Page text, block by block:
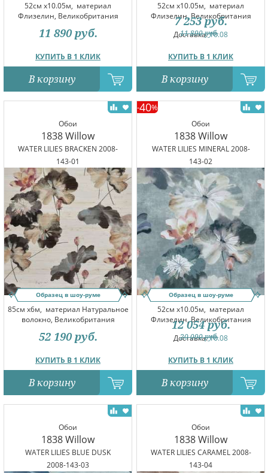
52см x10.05м, материал
Флизелин, Великобритания
КУПИТЬ В 1 КЛИК
11 890 руб.
В корзину
52см x10.05м, материал
Флизелин, Великобритания
Доставка:10.08
КУПИТЬ В 1 КЛИК
11 890руб.
7 253 руб.
В корзину
Обои
1838 Willow
WATER LILIES BRACKEN 2008-
143-01
Образец в шоу-руме
85см x6м, материал Натуральное
волокно, Великобритания
КУПИТЬ В 1 КЛИК
52 190 руб.
В корзину
Обои
1838 Willow
WATER LILIES MINERAL 2008-
143-02
-40%
Образец в шоу-руме
52см x10.05м, материал
Флизелин, Великобритания
Доставка:10.08
КУПИТЬ В 1 КЛИК
20 090руб.
12 054 руб.
В корзину
Обои
1838 Willow
WATER LILIES BLUE DUSK
2008-143-03
Обои
1838 Willow
WATER LILIES CARAMEL 2008-
143-04